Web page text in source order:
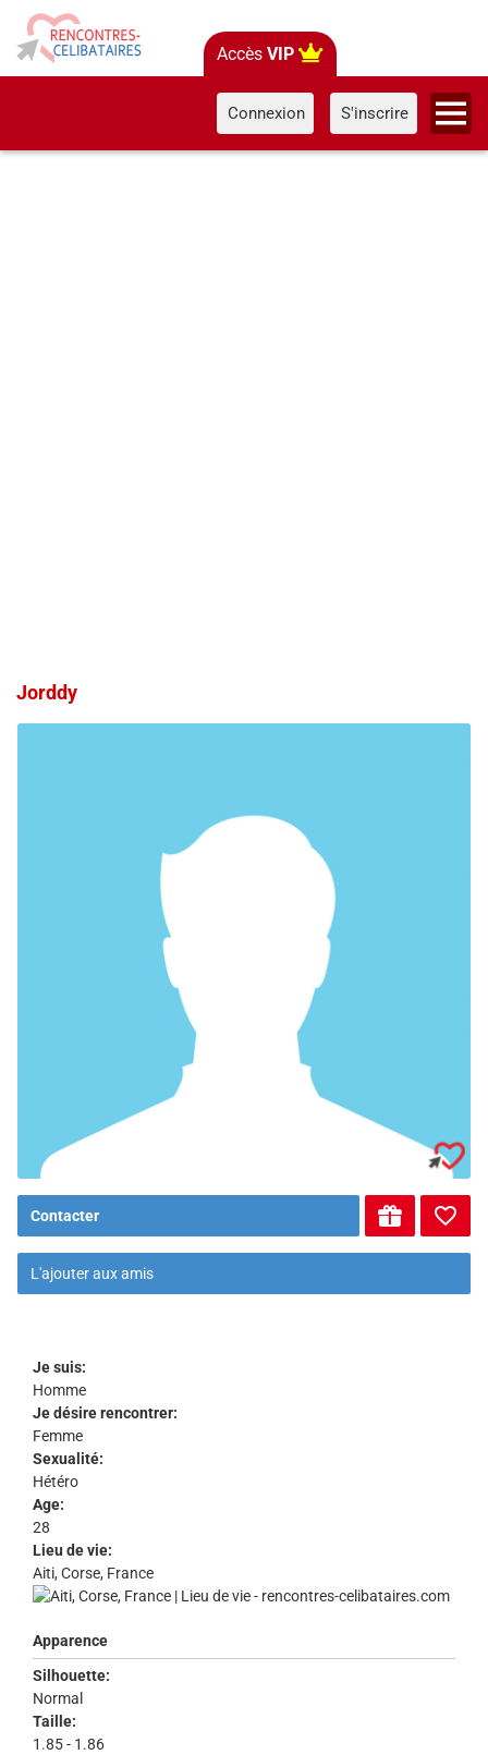
Accès VIP
Connexion S'inscrire
Jorddy
Contacter
L'ajouter aux amis
Je suis:
Homme
Je désire rencontrer:
Femme
Sexualité:
Hétéro
Age:
28
Lieu de vie:
Aiti, Corse, France
Apparence
Silhouette:
Normal
Taille:
1.85 - 1.86